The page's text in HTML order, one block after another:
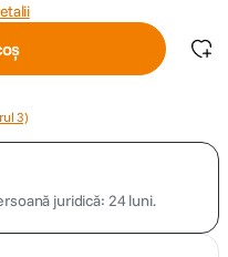
3)
juridică: 24 luni.